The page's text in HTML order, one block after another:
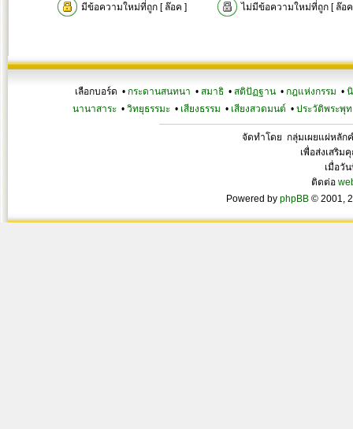
มีข้อความใหม่ที่ถูก [ ล๊อค ]
ไม่มีข้อความใหม่ที่ถูก [ ล๊อ
เลือกบอร์ด • กระดานสนทนา • สมาธิ • สติปัฏฐาน • กฎแห่งกรรม •
นานาสาระ• วิทยุธรรมะ• เสียงธรรม • เสียงสวดมนต์ • ประวัติพระพุท
จัดทำโดย กลุ่มเผยแผ่หลัก
เพื่อส่งเสริม
เมื่อวั
ติดต่อ
Powered by phpBB © 2001,